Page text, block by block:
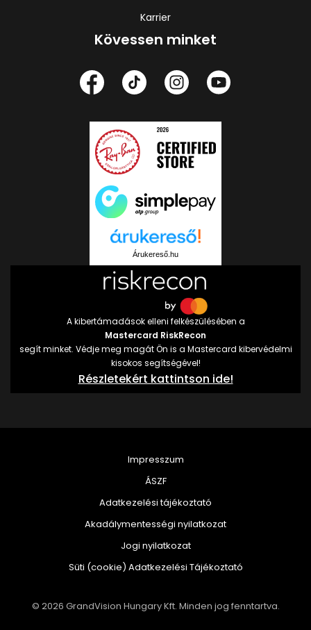
Karrier
Kövessen minket
Árukereső.hu
A kibertámadások elleni felkészülésében a
Mastercard RiskRecon
segít minket. Védje meg magát Ön is a Mastercard kibervédelmi
kisokos segítségével!
Részletekért kattintson ide!
© 2026 GrandVision Hungary Kft. Minden jog fenntartva.
Impresszum
ÁSZF
Adatkezelési tájékoztató
Akadálymentességi nyilatkozat
Jogi nyilatkozat
Süti (cookie) Adatkezelési Tájékoztató